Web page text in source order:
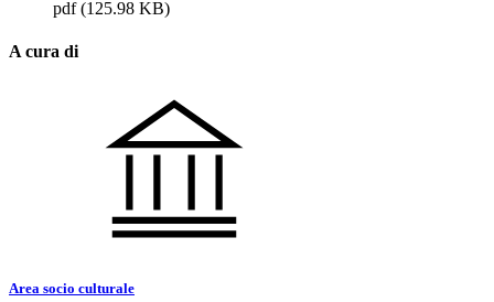
pdf(125.98 KB)
A cura di
Area socio culturale